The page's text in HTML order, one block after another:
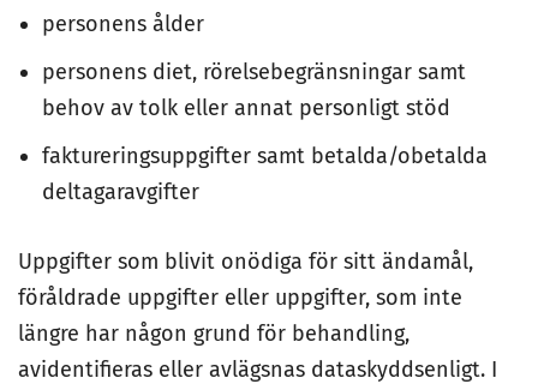
personens ålder
personens diet, rörelsebegränsningar samt
behov av tolk eller annat personligt stöd
faktureringsuppgifter samt betalda/obetalda
deltagaravgifter
Uppgifter som blivit onödiga för sitt ändamål,
föråldrade uppgifter eller uppgifter, som inte
längre har någon grund för behandling,
avidentifieras eller avlägsnas dataskyddsenligt. I